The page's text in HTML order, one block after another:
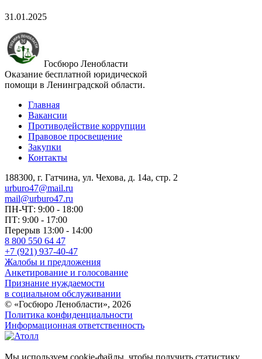
31.01.2025
Госбюро Ленобласти
Оказание бесплатной юридической
помощи в Ленинградской области.
Главная
Вакансии
Противодействие коррупции
Правовое просвещение
Закупки
Контакты
188300, г. Гатчина, ул. Чехова, д. 14а, стр. 2
urburo47@mail.ru
mail@urburo47.ru
ПН-ЧТ: 9:00 - 18:00
ПТ: 9:00 - 17:00
Перерыв 13:00 - 14:00
8 800 550 64 47
+7 (921) 937-40-47
Жалобы и предложения
Анкетирование и голосование
Признание нуждаемости
в социальном обслуживании
© «Госбюро Ленобласти», 2026
Политика конфиденциальности
Информационная ответственность
Мы используем cookie-файлы, чтобы получить статистику,